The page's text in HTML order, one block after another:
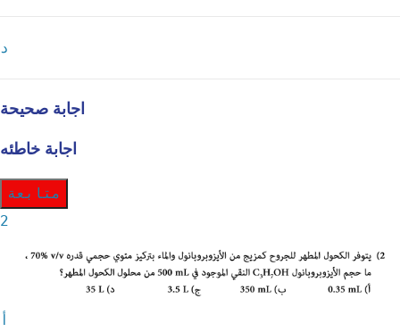
د
اجابة صحيحة
اجابة خاطئه
متابعة
2
أ